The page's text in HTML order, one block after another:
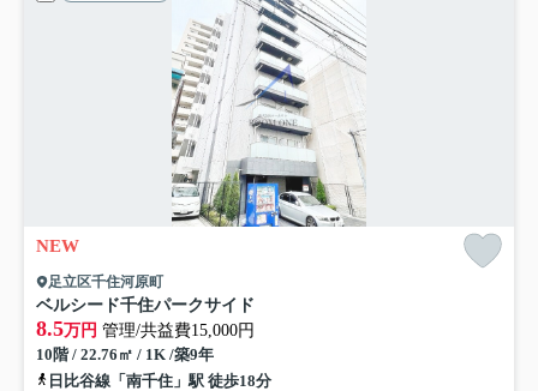
NEW
足立区千住河原町
ベルシード千住パークサイド
8.5万円 管理/共益費15,000円
10階 / 22.76㎡ / 1K /築9年
日比谷線「南千住」駅 徒歩18分